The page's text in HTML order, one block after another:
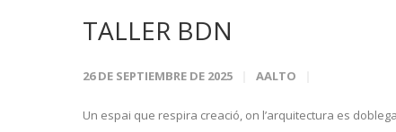
TALLER BDN
26 DE SEPTIEMBRE DE 2025 AALTO
Un espai que respira creació, on l’arquitectura es